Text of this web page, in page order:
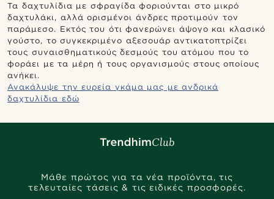
Τα δαχτυλίδια με σφραγίδα φοριούνται στο μικρό
δαχτυλάκι, αλλά ορισμένοι άνδρες προτιμούν τον
παράμεσο. Εκτός του ότι φανερώνει άψογο και κλασικό
γούστο, το συγκεκριμένο αξεσουάρ αντικατοπτρίζει
τους συναισθηματικούς δεσμούς του ατόμου που το
φοράει με τα μέρη ή τους οργανισμούς στους οποίους
ανήκει.
Ανακάλυψε την ευρεία γκάμα μας με ανδρικά
δαχτυλίδια εδώ
Μάθε πρώτος για τα νέα προϊόντα, τις
τελευταίες τάσεις & τις ειδικές προσφορές.